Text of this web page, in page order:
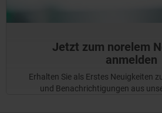
Jetzt zum norelem
anmelden
Erhalten Sie als Erstes Neuigkeiten
und Benachrichtigungen aus